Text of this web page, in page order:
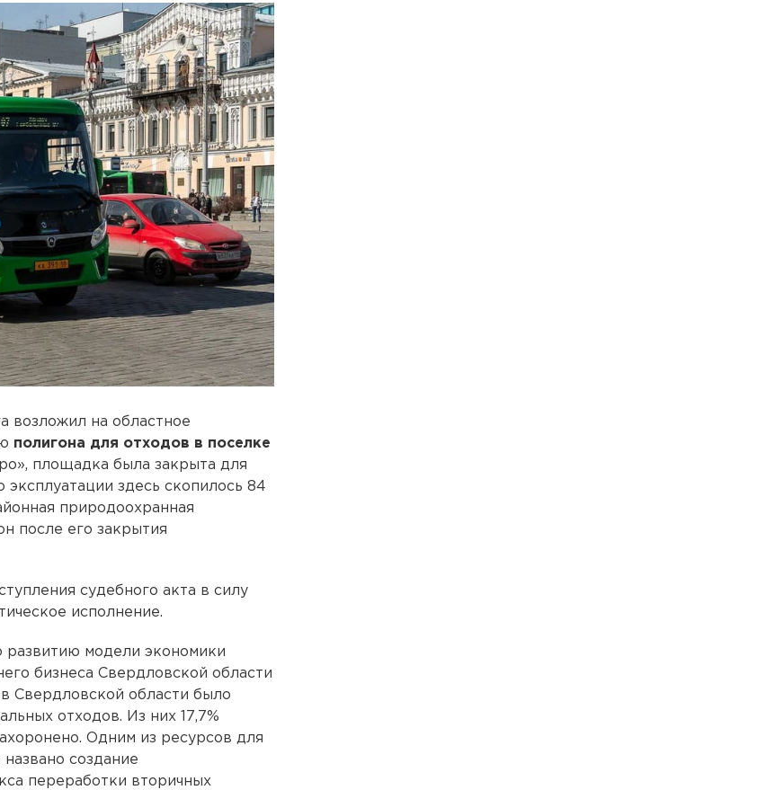
возложил на областное
полигона для отходов в поселке
площадка была закрыта для
эксплуатации здесь скопилось 84
природоохранная
после его закрытия
судебного акта в силу
исполнение.
развитию модели экономики
бизнеса Свердловской области
Свердловской области было
отходов. Из них 17,7%
Одним из ресурсов для
создание
переработки вторичных